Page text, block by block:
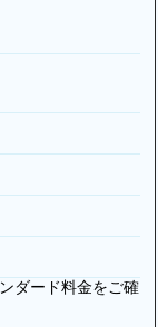
ダード料金をご確